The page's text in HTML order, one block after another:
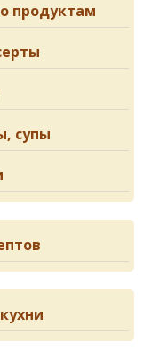
продуктам
супы